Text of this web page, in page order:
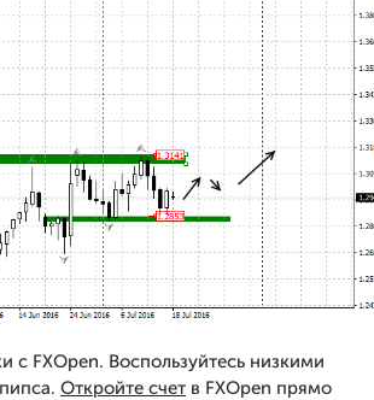
с FXOpen. Воспользуйтесь низкими
Откройте счет в FXOpen прямо